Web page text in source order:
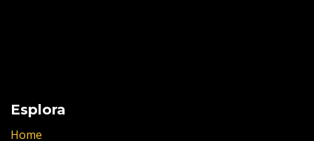
Esplora
Home